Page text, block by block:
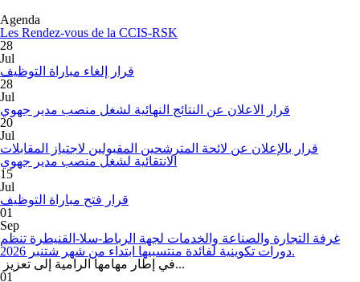
Agenda
Les Rendez-vous de la CCIS-RSK
28
Jul
قرار إلغاء مباراة التوظيف
28
Jul
قرار الاعلان عن النتائج النهائية لشغل منصب مدير جهوي
20
Jul
قرار بالإعلان عن لائحة المترشحين المقبولين لاجتياز المقابلات
الانتقائية لشغل منصب مدير جهوي
15
Jul
قرار فتح مباراة التوظيف
01
Sep
غرفة التجارة والصناعة والخدمات لجهة الرباط-سلا-القنيطرة تنظم
دورات تكوينية لفائدة منتسبيها ابتداء من شهر شتنبر 2026.
في إطار مهامها الرامية إلى تعزيز...
01